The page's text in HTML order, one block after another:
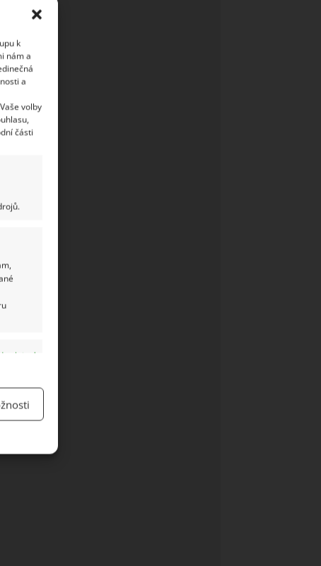
k
nám a
a
volby
části
aktivní